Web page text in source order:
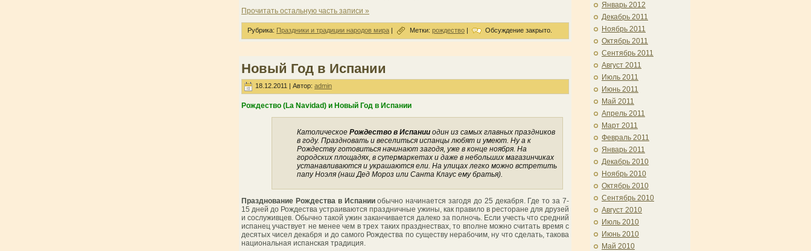
Прочитать остальную часть записи »
Рубрика: Праздники и традиции народов мира | Метки: рождество | Обсуждение закрыто.
Новый Год в Испании
18.12.2011 | Автор: admin
Рождество (La Navidad) и Новый Год в Испании
Католическое Рождество в Испании один из самых главных праздников
в году. Праздновать и веселиться испанцы любят и умеют. Ну а к
Рождеству готовиться начинают загодя, уже в конце ноября. На
городских площадях, в супермаркетах и даже в небольших магазинчиках
устанавливаются и украшаются ели. На улицах легко можно встретить
папу Ноэля (наш Дед Мороз или Санта Клаус ему братья).
Празднование Рождества в Испанииобычно начинается загодя до 25 декабря. Где то за 7-
15 дней до Рождества устраиваются праздничные ужины, как правило в ресторане для друзей
и сослуживцев. Обычно такой ужин заканчивается далеко за полночь. Если учесть что средний
испанец участвует не менее чем в трех таких празднествах, то вполне можно считать время с
десятых чисел декабря и до самого Рождества по существу нерабочим, ну что сделать, такова
национальная испанская традиция.
Январь 2012
Декабрь 2011
Ноябрь 2011
Октябрь 2011
Сентябрь 2011
Август 2011
Июль 2011
Июнь 2011
Май 2011
Апрель 2011
Март 2011
Февраль 2011
Январь 2011
Декабрь 2010
Ноябрь 2010
Октябрь 2010
Сентябрь 2010
Август 2010
Июль 2010
Июнь 2010
Май 2010